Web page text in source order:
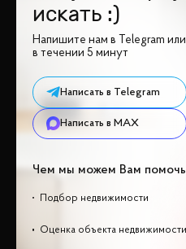
искать :)
Напишите нам в Telegram
в течении 5 минут
Написать в Telegram
Написать в MAX
Чем мы можем Вам
Подбор недвижимости
Оценка объекта недвижимости